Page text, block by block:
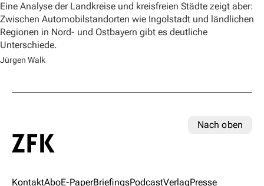
Eine Analyse der Landkreise und kreisfreien Städte zeigt aber:
Zwischen Automobilstandorten wie Ingolstadt und ländlichen
Regionen in Nord- und Ostbayern gibt es deutliche
Unterschiede.
Jürgen Walk
Nach oben
KontaktAboE-PaperBriefingsPodcastVerlagPresse